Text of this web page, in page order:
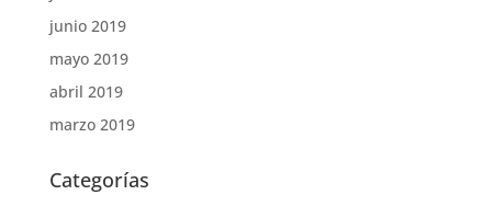
junio 2019
mayo 2019
abril 2019
marzo 2019
Categorías